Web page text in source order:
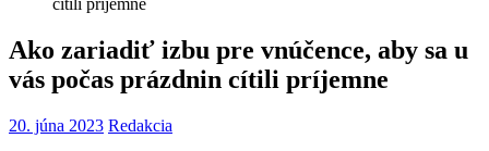
cítili príjemne
Ako zariadiť izbu pre vnúčence, aby sa u
vás počas prázdnin cítili príjemne
20. júna 2023 Redakcia